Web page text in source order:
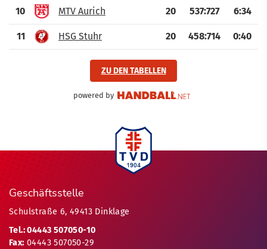
10 MTV Aurich 20 537:727 6:34
11 HSG Stuhr 20 458:714 0:40
ZU DEN TABELLEN
powered by
Geschäftsstelle
Schulstraße 6, 49413 Dinklage
Tel.: 04443 507050-10
Fax: 04443 507050-29